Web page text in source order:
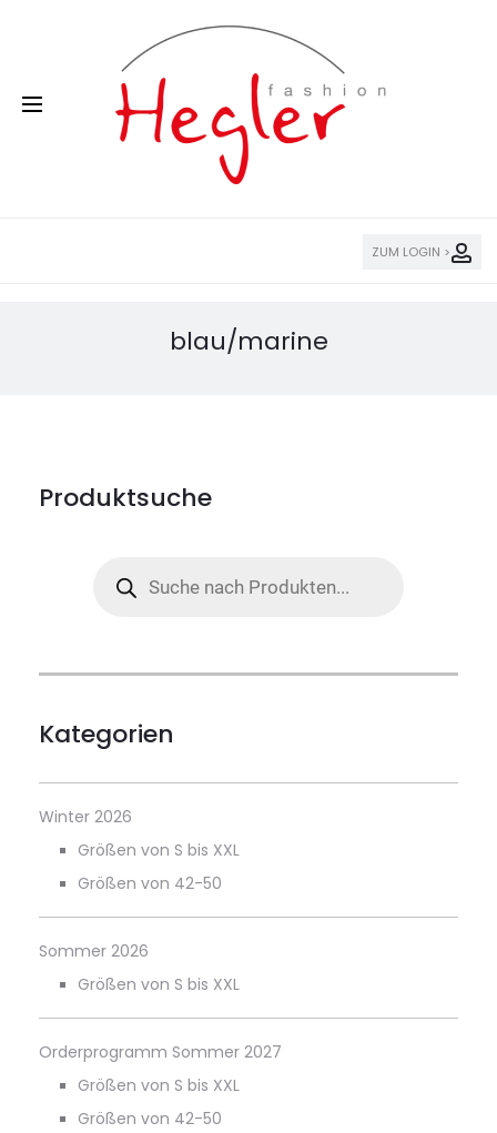
ZUM LOGIN >
blau/marine
Produktsuche
search
Kategorien
Winter 2026
Größen von S bis XXL
Größen von 42-50
Sommer 2026
Größen von S bis XXL
Orderprogramm Sommer 2027
Größen von S bis XXL
Größen von 42-50